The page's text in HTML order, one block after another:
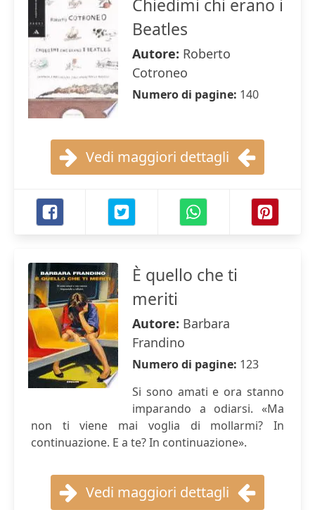
Chiedimi chi erano i
Beatles
Autore: Roberto
Cotroneo
Numero di pagine: 140
Vedi maggiori dettagli
È quello che ti
meriti
Autore: Barbara
Frandino
Numero di pagine: 123
Si sono amati e ora stanno
imparando a odiarsi. «Ma
non ti viene mai voglia di mollarmi? In
continuazione. E a te? In continuazione».
Vedi maggiori dettagli